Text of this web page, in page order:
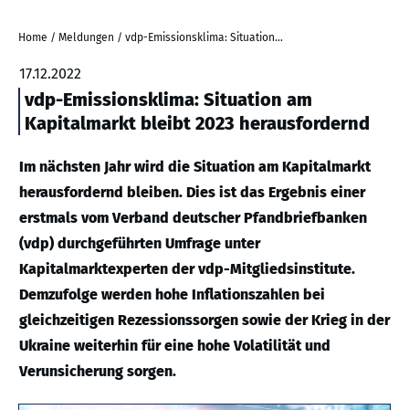
Home / Meldungen / vdp-Emissionsklima: Situation am Kapitalmarkt bleibt 2023 herausfordernd
17.12.2022
vdp-Emissionsklima: Situation am
Kapitalmarkt bleibt 2023 herausfordernd
Im nächsten Jahr wird die Situation am Kapitalmarkt
herausfordernd bleiben. Dies ist das Ergebnis einer
erstmals vom Verband deutscher Pfandbriefbanken
(vdp) durchgeführten Umfrage unter
Kapitalmarktexperten der vdp-Mitgliedsinstitute.
Demzufolge werden hohe Inflationszahlen bei
gleichzeitigen Rezessionssorgen sowie der Krieg in der
Ukraine weiterhin für eine hohe Volatilität und
Verunsicherung sorgen.